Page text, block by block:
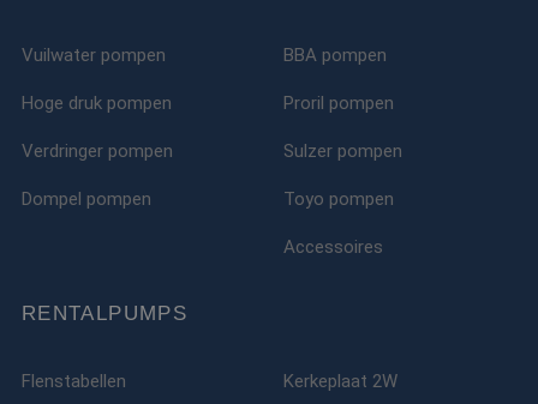
Vuilwater pompen
Hoge druk pompen
Verdringer pompen
Dompel pompen
BBA pompen
Proril pompen
Sulzer pompen
Toyo pompen
Accessoires
RENTALPUMPS
Flenstabellen Kerkeplaat 2W